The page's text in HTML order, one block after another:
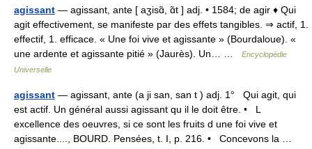
agissant — agissant, ante [ aʒisɑ̃, ɑ̃t ] adj. • 1584; de agir ♦ Qui
agit effectivement, se manifeste par des effets tangibles. ⇒ actif, 1.
effectif, 1. efficace. « Une foi vive et agissante » (Bourdaloue). «
une ardente et agissante pitié » (Jaurès). Un… …
Encyclopédie
Universelle
agissant — agissant, ante (a ji san, san t ) adj. 1° Qui agit, qui
est actif. Un général aussi agissant qu il le doit être. • L
excellence des oeuvres, si ce sont les fruits d une foi vive et
agissante...., BOURD. Pensées, t. I, p. 216. • Concevons la …